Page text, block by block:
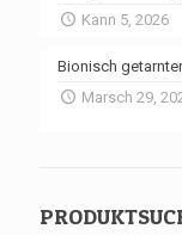
Kann 5, 2026
Bionisch
Marsch 29,